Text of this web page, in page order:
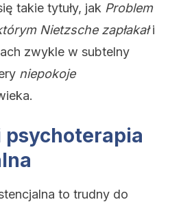
takie tytuły, jak Problem
Nietzsche zapłakałi
zwykle w subtelny
niepokoje
psychoterapia
to trudny do